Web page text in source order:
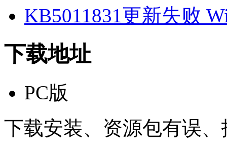
KB5011831更新失败
下载地址
PC版
下载安装、资源包有误